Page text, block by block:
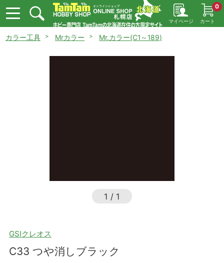
マイページ カート
0
カラー工具 Mrカラー Mr.カラー(C1～189)
1 / 1
GSIクレオス
C33 つや消しブラック